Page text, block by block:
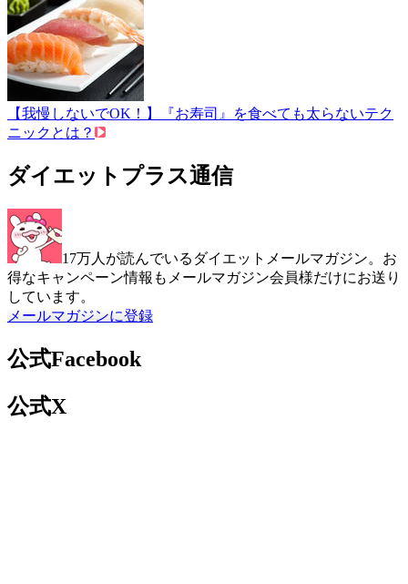
【我慢しないでOK！】『お寿司』を食べても太らないテク
ニックとは？
ダイエットプラス通信
17万人が読んでいるダイエットメールマガジン。お
得なキャンペーン情報もメールマガジン会員様だけにお送り
しています。
メールマガジンに登録
公式Facebook
公式X